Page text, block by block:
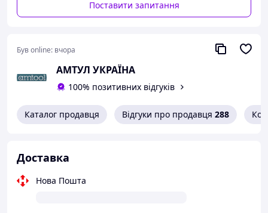
Поставити запитання
Був online: вчора
АМТУЛ УКРАЇНА
100% позитивних відгуків
Каталог продавця Відгуки про продавця 288
Доставка
Нова Пошта